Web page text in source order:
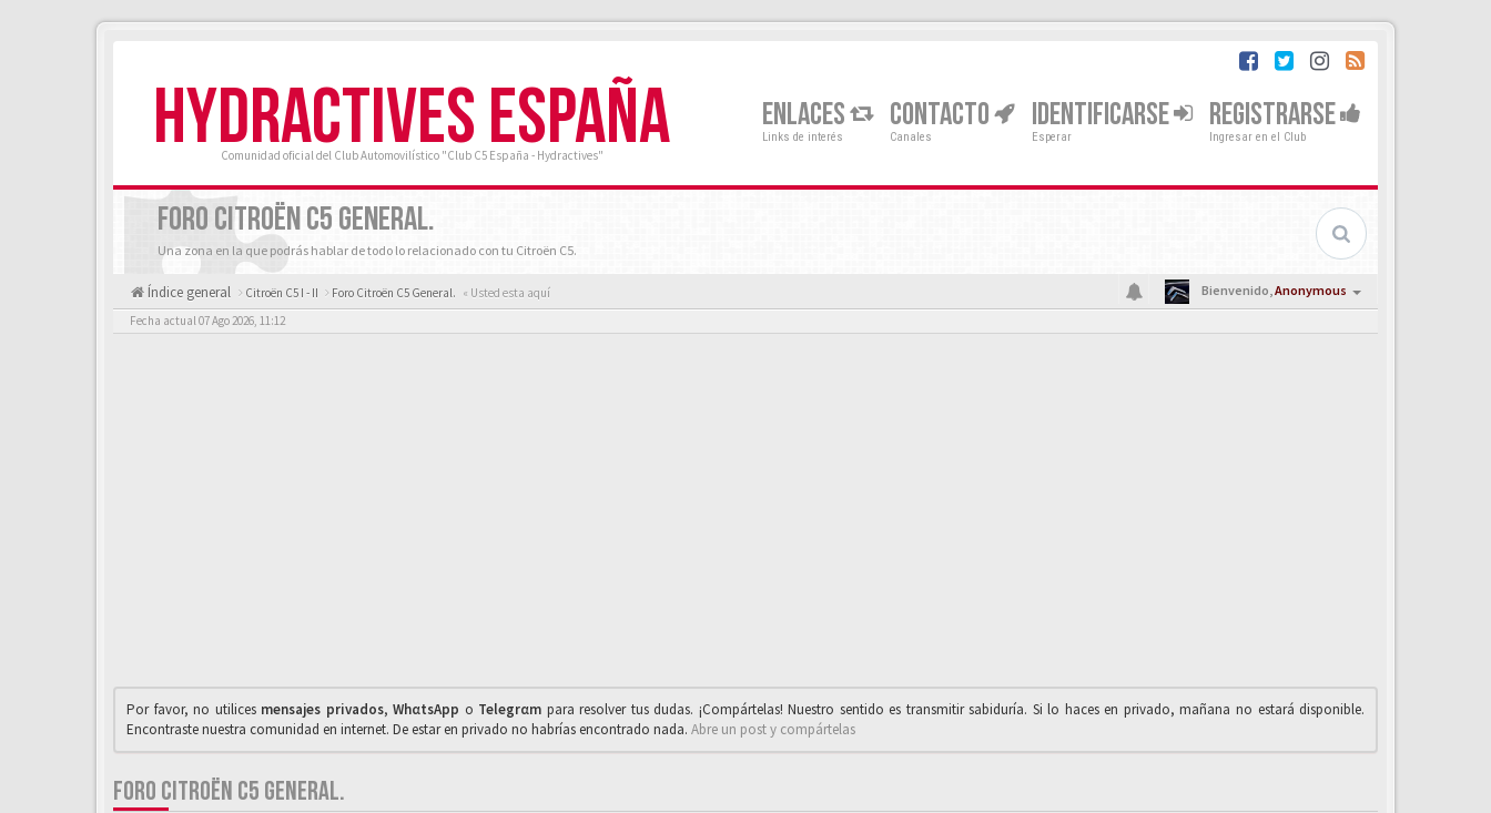
HYDRACTIVES ESPAÑA
Comunidad oficial del Club Automovilístico "Club C5 España - Hydractives"
ENLACES
Links de interés
CONTACTO
Canales
IDENTIFICARSE
Esperar
REGISTRARSE
Ingresar en el Club
FORO CITROËN C5 GENERAL.
Una zona en la que podrás hablar de todo lo relacionado con tu Citroën C5.
Índice general Citroën C5 I - II Foro Citroën C5 General. « Usted esta aquí Bienvenido,Anonymous
Fecha actual 07 Ago 2026, 11:12
Por favor, no utilices mensajes privados,WhαtsApp o Telegrαm para resolver tus dudas. ¡Compártelas! Nuestro sentido es transmitir sabiduría. Si lo haces en privado, mañana no estará disponible.
Encontraste nuestra comunidad en internet. De estar en privado no habrías encontrado nada. Abre un post y compártelas
FORO CITROËN C5 GENERAL.